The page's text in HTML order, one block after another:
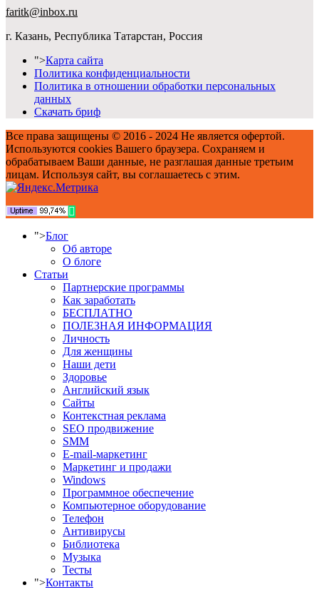
faritk@inbox.ru
г. Казань, Республика Татарстан, Россия
">Карта сайта
Политика конфиденциальности
Политика в отношении обработки персональных
данных
Скачать бриф
Все права защищены © 2016 - 2024 Не является офертой.
Используются cookies Вашего браузера. Сохраняем и
обрабатываем Ваши данные, не разглашая данные третьим
лицам. Используя сайт, вы соглашаетесь с этим.
">Блог
Об авторе
О блоге
Статьи
Партнерские программы
Как заработать
БЕСПЛАТНО
ПОЛЕЗНАЯ ИНФОРМАЦИЯ
Личность
Для женщины
Наши дети
Здоровье
Английский язык
Сайты
Контекстная реклама
SEO продвижение
SMM
E-mail-маркетинг
Маркетинг и продажи
Windows
Программное обеспечение
Компьютерное оборудование
Телефон
Антивирусы
Библиотека
Музыка
Тесты
">Контакты